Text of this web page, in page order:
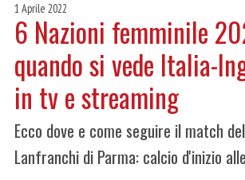
1 Aprile 2022
6 Nazioni femminile
quando si vede Italia-
in tv e streaming
Ecco dove e come seguire il match
Lanfranchi di Parma: calcio d'inizio